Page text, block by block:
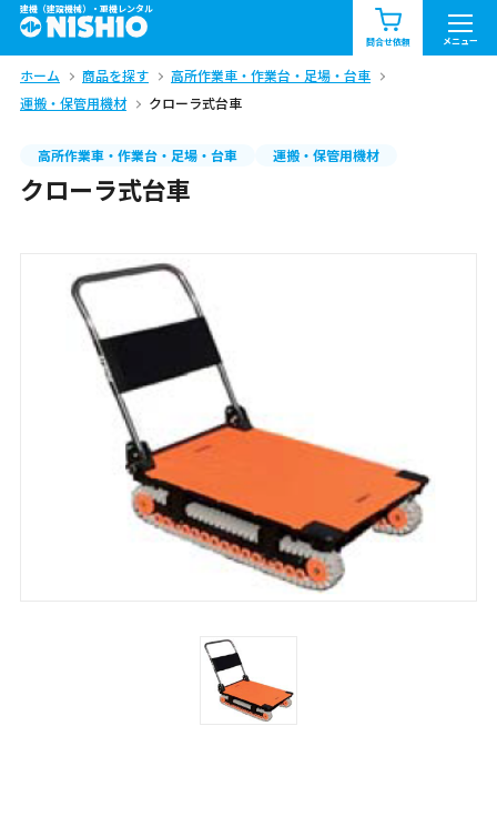
建機（建設機械）・重機レンタル
問合せ依頼 メニュー
商品一覧 お知らせ一覧
問合せ依頼リスト お問合せ
北海道
九州・沖縄（外部）
ホーム 商品を探す
高所作業車・作業台・足場・台車
運搬・保管用機材
クローラ式台車
高所作業車・作業台・足場・台車 運搬・保管用機材
クローラ式台車